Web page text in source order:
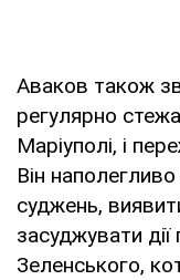
Аваков також
регулярно
Маріуполі, і
Він
суджень,
засуджувати
Зеленського,